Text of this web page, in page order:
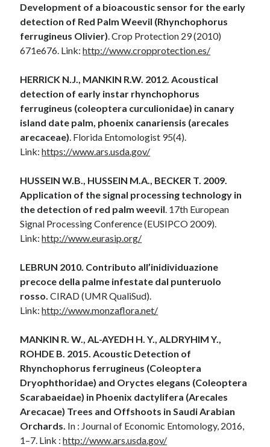
Development of a bioacoustic sensor for the early
detection of Red Palm Weevil (Rhynchophorus
ferrugineus Olivier). Crop Protection 29 (2010)
671e676. Link:http://www.cropprotection.es/
HERRICK N.J., MANKIN R.W. 2012. Acoustical
detection of early instar rhynchophorus
ferrugineus (coleoptera curculionidae) in canary
island date palm, phoenix canariensis (arecales
arecaceae). Florida Entomologist 95(4).
Link:https://www.ars.usda.gov/
HUSSEIN W.B., HUSSEIN M.A., BECKER T. 2009.
Application of the signal processing technology in
the detection of red palm weevil. 17th European
Signal Processing Conference (EUSIPCO 2009).
Link:http://www.eurasip.org/
LEBRUN 2010. Contributo all’inidividuazione
precoce della palme infestate dal punteruolo
rosso. CIRAD (UMR QualiSud).
Link:http://www.monzaflora.net/
MANKIN R. W., AL-AYEDH H. Y., ALDRYHIM Y.,
ROHDE B. 2015. Acoustic Detection of
Rhynchophorus ferrugineus (Coleoptera
Dryophthoridae) and Oryctes elegans (Coleoptera
Scarabaeidae) in Phoenix dactylifera (Arecales
Arecacae) Trees and Offshoots in Saudi Arabian
Orchards. In : Journal of Economic Entomology, 2016,
1–7. Link :http://www.ars.usda.gov/